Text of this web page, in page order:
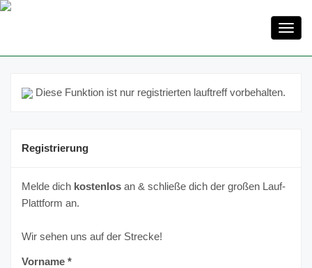
Diese Funktion ist nur registrierten lauftreff vorbehalten.
Registrierung
Melde dich kostenlos an & schließe dich der großen Lauf-
Plattform an.
Wir sehen uns auf der Strecke!
Vorname *